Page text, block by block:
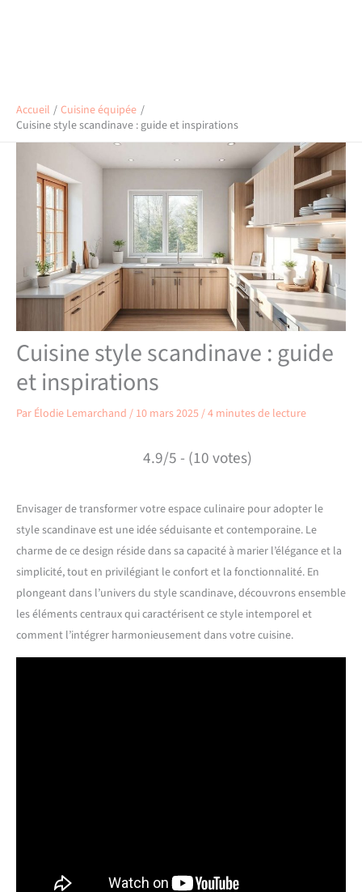
Accueil
Cuisine équipée
Cuisine style scandinave : guide et inspirations
Cuisine style scandinave : guide
et inspirations
Par Élodie Lemarchand / 10 mars 2025/4 minutes de lecture
4.9/5 - (10 votes)
Envisager de transformer votre espace culinaire pour adopter le
style scandinave est une idée séduisante et contemporaine. Le
charme de ce design réside dans sa capacité à marier l’élégance et la
simplicité, tout en privilégiant le confort et la fonctionnalité. En
plongeant dans l’univers du style scandinave, découvrons ensemble
les éléments centraux qui caractérisent ce style intemporel et
comment l’intégrer harmonieusement dans votre cuisine.